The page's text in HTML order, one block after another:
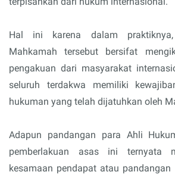
Hal ini karena dalam
Mahkamah tersebut bersifat
pengakuan dari masyarakat
seluruh terdakwa memiliki
hukuman yang telah dijatuhkan oleh
Adapun pandangan para Ahli
pemberlakuan asas ini ternyata
kesamaan pendapat atau